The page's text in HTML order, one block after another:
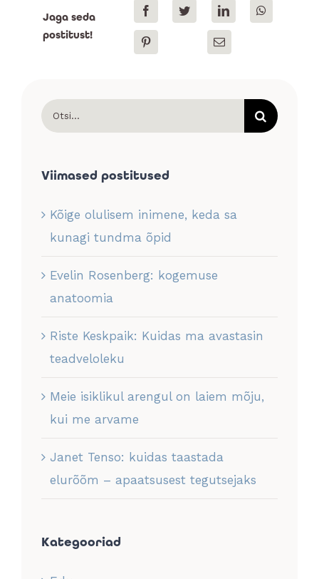
Jaga seda
postitust!
Search
for:
Viimased postitused
Kõige olulisem inimene, keda sa
kunagi tundma õpid
Evelin Rosenberg: kogemuse
anatoomia
Riste Keskpaik: Kuidas ma avastasin
teadveloleku
Meie isiklikul arengul on laiem mõju,
kui me arvame
Janet Tenso: kuidas taastada
elurõõm – apaatsusest tegutsejaks
Kategooriad